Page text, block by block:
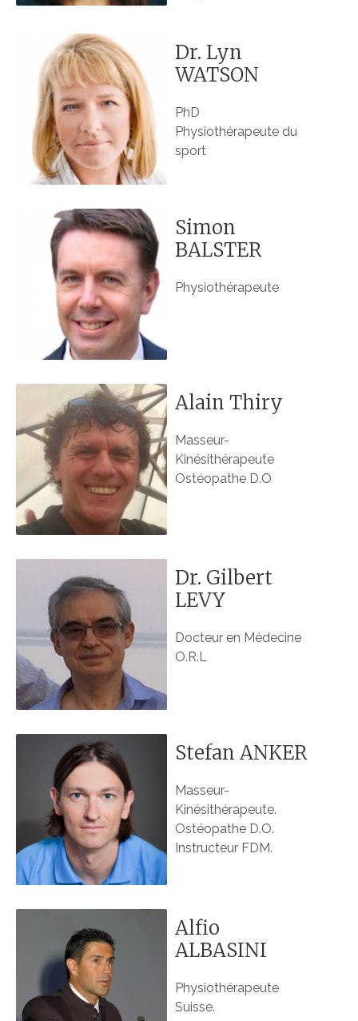
Dr. Lyn
WATSON
PhD
Physiothérapeute du
sport
Simon
BALSTER
Physiothérapeute
Alain Thiry
Masseur-
Kinésithérapeute
Ostéopathe D.O
Dr. Gilbert
LEVY
Docteur en Médecine
O.R.L
Stefan ANKER
Masseur-
Kinésithérapeute.
Ostéopathe D.O.
Instructeur FDM.
Alfio
ALBASINI
Physiothérapeute
Suisse.